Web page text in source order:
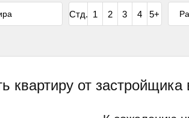
Стд. 1 2 3 4 5+
квартиру от